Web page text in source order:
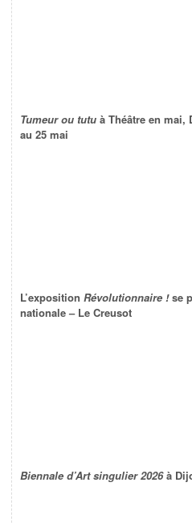
Tumeur ou tutu à Théâtre en mai,
au 25 mai
L’exposition Révolutionnaire !se
nationale – Le Creusot
Biennale d’Art singulier 2026à